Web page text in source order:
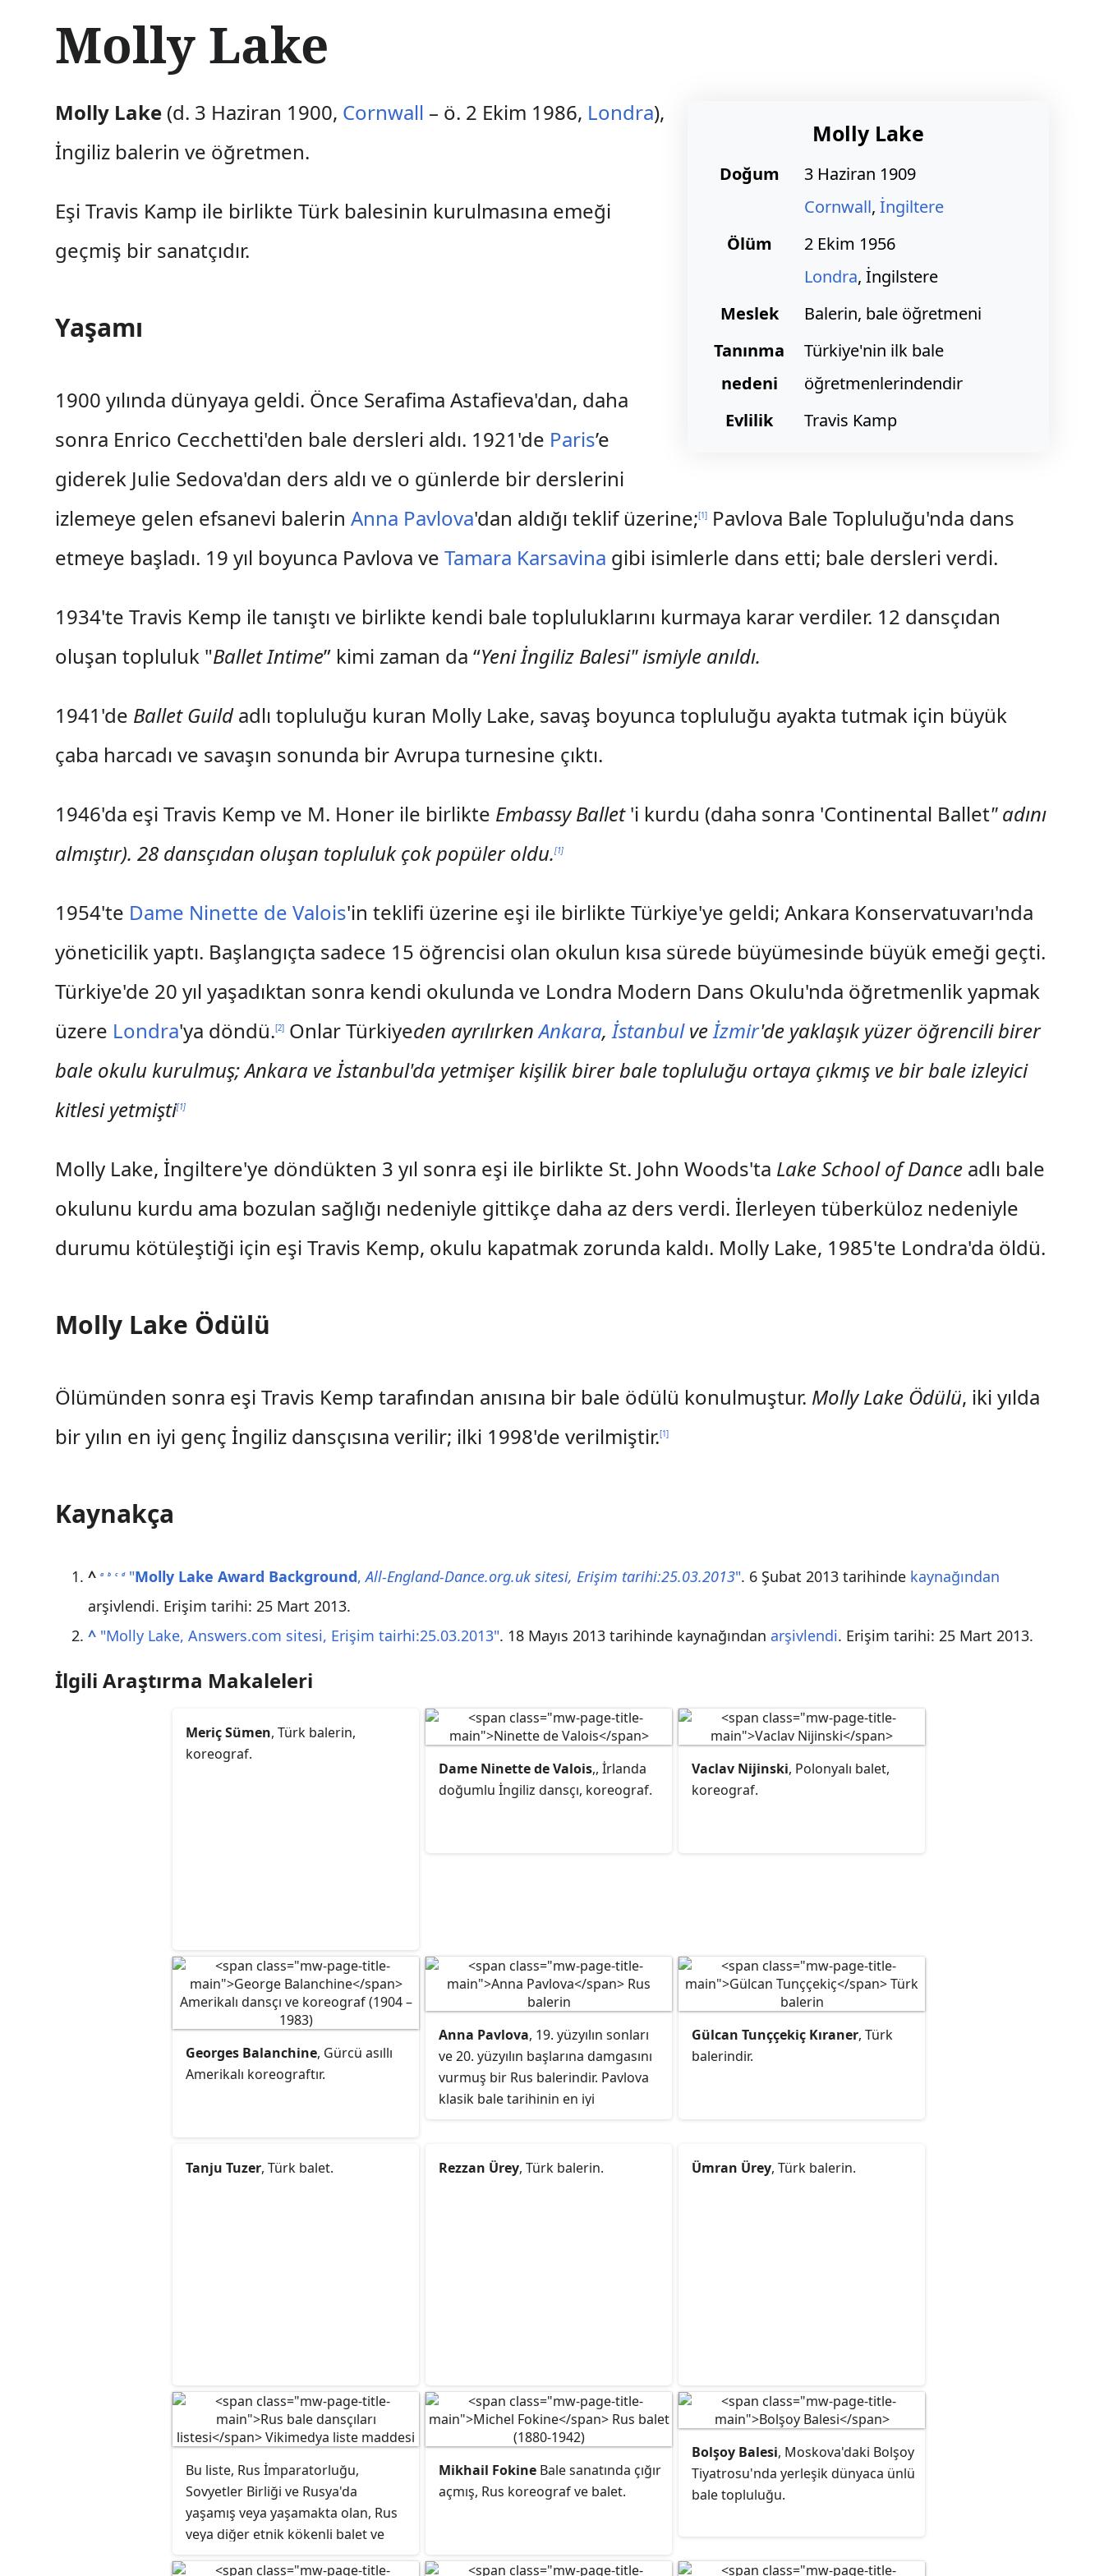
ç
r
e
t
Molly Lake
Molly Lake
Doğum
3 Haziran 1909
Cornwall, İngiltere
Ölüm
2 Ekim 1956
Londra, İngilstere
Meslek
Balerin, bale öğretmeni
Tanınma
nedeni
Türkiye'nin ilk bale
öğretmenlerindendir
Evlilik
Travis Kamp
Molly Lake (d. 3 Haziran 1900, Cornwall – ö. 2 Ekim 1986, Londra),
İngiliz balerin ve öğretmen.
Eşi Travis Kamp ile birlikte Türk balesinin kurulmasına emeği
geçmiş bir sanatçıdır.
Yaşamı
1900 yılında dünyaya geldi. Önce Serafima Astafieva'dan, daha
sonra Enrico Cecchetti'den bale dersleri aldı. 1921'de Paris’e
giderek Julie Sedova'dan ders aldı ve o günlerde bir derslerini
izlemeye gelen efsanevi balerinAnna Pavlova'dan aldığı teklif üzerine;[1]
Pavlova Bale Topluluğu'nda dans
etmeye başladı. 19 yıl boyunca Pavlova veTamara Karsavina gibi isimlerle dans etti; bale dersleri verdi.
1934'te Travis Kemp ile tanıştı ve birlikte kendi bale topluluklarını kurmaya karar verdiler. 12 dansçıdan
oluşan topluluk "Ballet Intime” kimi zaman da “Yeni İngiliz Balesi" ismiyle anıldı.
1941'de Ballet Guildadlı topluluğu kuran Molly Lake, savaş boyunca topluluğu ayakta tutmak için büyük
çaba harcadı ve savaşın sonunda bir Avrupa turnesine çıktı.
1946'da eşi Travis Kemp ve M. Honer ile birlikte Embassy Ballet'i kurdu (daha sonra 'Continental Ballet" adını
almıştır). 28 dansçıdan oluşan topluluk çok popüler oldu.[1]
1954'te Dame Ninette de Valois'in teklifi üzerine eşi ile birlikte Türkiye'ye geldi; Ankara Konservatuvarı'nda
yöneticilik yaptı. Başlangıçta sadece 15 öğrencisi olan okulun kısa sürede büyümesinde büyük emeği geçti.
Türkiye'de 20 yıl yaşadıktan sonra kendi okulunda ve Londra Modern Dans Okulu'nda öğretmenlik yapmak
üzere Londra'ya döndü.[2] Onlar Türkiyeden ayrılırkenAnkara,İstanbulveİzmir'de yaklaşık yüzer öğrencili birer
bale okulu kurulmuş; Ankara ve İstanbul'da yetmişer kişilik birer bale topluluğu ortaya çıkmış ve bir bale izleyici
kitlesi yetmişti[1]
Molly Lake, İngiltere'ye döndükten 3 yıl sonra eşi ile birlikte St. John Woods'ta Lake School of Dance adlı bale
okulunu kurdu ama bozulan sağlığı nedeniyle gittikçe daha az ders verdi. İlerleyen tüberküloz nedeniyle
durumu kötüleştiği için eşi Travis Kemp, okulu kapatmak zorunda kaldı. Molly Lake, 1985'te Londra'da öldü.
Molly Lake Ödülü
Ölümünden sonra eşi Travis Kemp tarafından anısına bir bale ödülü konulmuştur. Molly Lake Ödülü, iki yılda
bir yılın en iyi genç İngiliz dansçısına verilir; ilki 1998'de verilmiştir.[1]
Kaynakça
^ a b c d "Molly Lake Award Background,All-England-Dance.org.uk sitesi, Erişim tarihi:25.03.2013". 6 Şubat 2013 tarihinde kaynağından
arşivlendi. Erişim tarihi:25 Mart 2013.
^ "Molly Lake, Answers.com sitesi, Erişim tairhi:25.03.2013". 18 Mayıs 2013 tarihinde kaynağından arşivlendi. Erişim tarihi:25 Mart 2013.
İlgili Araştırma Makaleleri
Meriç Sümen, Türk balerin,
koreograf.
Dame Ninette de Valois,, İrlanda
doğumlu İngiliz dansçı, koreograf.
Vaclav Nijinski, Polonyalı balet,
koreograf.
Georges Balanchine, Gürcü asıllı
Amerikalı koreograftır.
Anna Pavlova, 19. yüzyılın sonları
ve 20. yüzyılın başlarına damgasını
vurmuş bir Rus balerindir. Pavlova
klasik bale tarihinin en iyi
Sergey Dyagilev'in Paris'te kurduğu
Gülcan Tunççekiç Kıraner, Türk
balerindir.
Tanju Tuzer, Türk balet. Rezzan Ürey, Türk balerin. Ümran Ürey, Türk balerin.
Bu liste, Rus İmparatorluğu,
Sovyetler Birliği ve Rusya'da
yaşamış veya yaşamakta olan, Rus
veya diğer etnik kökenli balet ve
Mikhail Fokine Bale sanatında çığır
açmış, Rus koreograf ve balet.
Bolşoy Balesi, Moskova'daki Bolşoy
Tiyatrosu'nda yerleşik dünyaca ünlü
bale topluluğu.